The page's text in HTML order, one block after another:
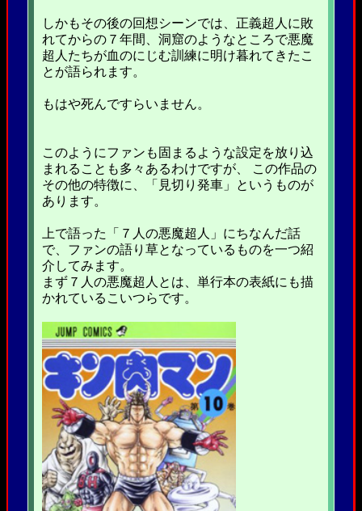
しかもその後の回想シーンでは、正義超人に敗
れてからの７年間、洞窟のようなところで悪魔
超人たちが血のにじむ訓練に明け暮れてきたこ
とが語られます。
もはや死んですらいません。
このようにファンも固まるような設定を放り込
まれることも多々あるわけですが、 この作品の
その他の特徴に、「見切り発車」というものが
あります。
上で語った「７人の悪魔超人」にちなんだ話
で、ファンの語り草となっているものを一つ紹
介してみます。
まず７人の悪魔超人とは、単行本の表紙にも描
かれているこいつらです。